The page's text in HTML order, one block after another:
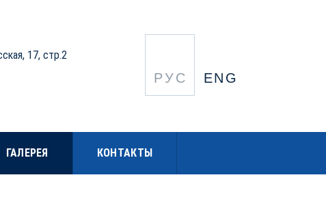
17, стр.2
РУС ENG
ГАЛЕРЕЯ КОНТАКТЫ